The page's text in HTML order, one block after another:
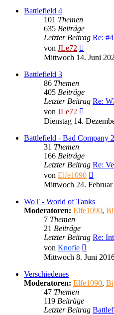
Battlefield 4
101 Themen
635 Beiträge
Letzter Beitrag Re:
von JLe72
Beitrag
Mittwoch 14. Juni
Battlefield 3
86 Themen
405 Beiträge
Letzter Beitrag Re:
von JLe72
Beitrag
Dienstag 14.
Battlefield - Bad Company 2
31 Themen
166 Beiträge
Letzter Beitrag Re:
von Elfe1090
Mittwoch 24.
WoT - World of Tanks
Moderatoren: Elfe1090,
7 Themen
21 Beiträge
Letzter Beitrag Re:
von Knofie
Beitrag
Mittwoch 8. Juni
Verschiedenes
Moderatoren: Elfe1090,
47 Themen
119 Beiträge
Letzter Beitrag